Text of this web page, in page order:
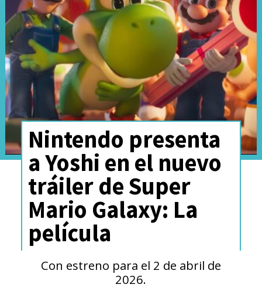
Nintendo presenta
a Yoshi en el nuevo
tráiler de Super
Mario Galaxy: La
película
Con estreno para el 2 de abril de
2026.